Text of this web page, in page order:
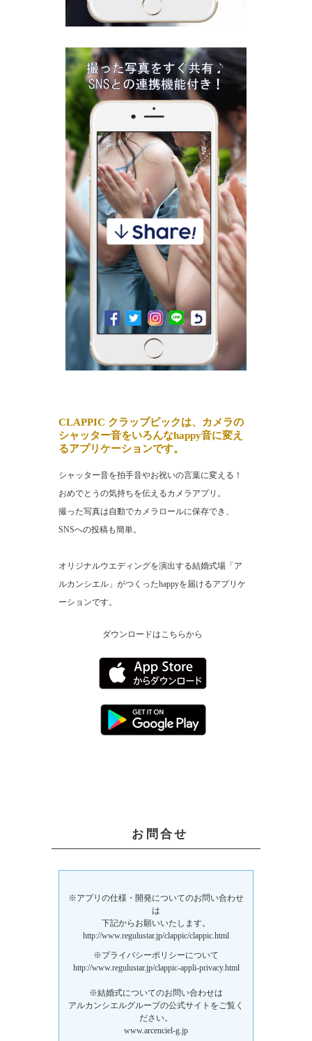
CLAPPIC クラップピックは、カメラの
シャッター音をいろんなhappy音に変え
るアプリケーションです。
シャッター音を拍手音やお祝いの言葉に変える！
おめでとうの気持ちを伝えるカメラアプリ。
撮った写真は自動でカメラロールに保存でき、
SNSへの投稿も簡単。
オリジナルウエディングを演出する結婚式場「ア
ルカンシエル」がつくったhappyを届けるアプリケ
ーションです。
ダウンロードはこちらから
お問合せ
※アプリの仕様・開発についてのお問い合わせ
は
下記からお願いいたします。
http://www.regulustar.jp/clappic/clappic.html
※プライバシーポリシーについて
http://www.regulustar.jp/clappic-appli-privacy.html
※結婚式についてのお問い合わせは
アルカンシエルグループの公式サイトをご覧く
ださい。
www.arcenciel-g.jp